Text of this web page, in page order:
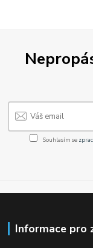
Souhlasím se
Informace pro